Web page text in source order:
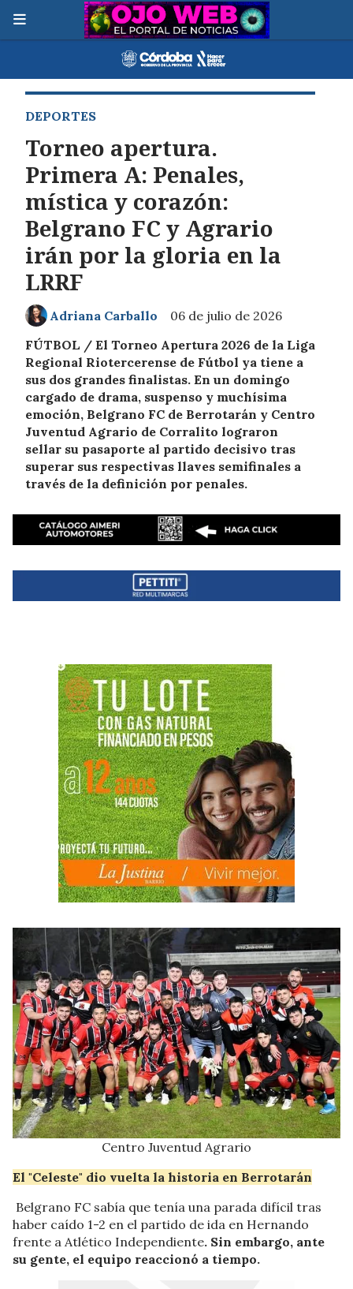
Torneo apertura.
Primera A: Penales,
mística y corazón:
Belgrano FC y Agrario
irán por la gloria en la
LRRF
FÚTBOL / El Torneo Apertura 2026 de la Liga
Regional Riotercerense de Fútbol ya tiene a
sus dos grandes finalistas. En un domingo
cargado de drama, suspenso y muchísima
emoción, Belgrano FC de Berrotarán y Centro
Juventud Agrario de Corralito lograron
sellar su pasaporte al partido decisivo tras
superar sus respectivas llaves semifinales a
través de la definición por penales.
DEPORTES
06 de julio de 2026
Adriana Carballo
Centro Juventud Agrario
El "Celeste" dio vuelta la historia en Berrotarán
Belgrano FC sabía que tenía una parada difícil tras
haber caído 1-2 en el partido de ida en Hernando
frente a Atlético Independiente. Sin embargo, ante
su gente, el equipo reaccionó a tiempo.